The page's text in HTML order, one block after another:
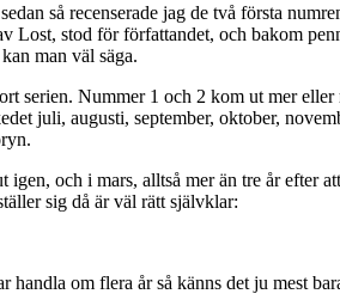
så recenserade jag de två första
Lost, stod för författandet, och bakom
man väl säga.
serien. Nummer 1 och 2 kom ut mer eller
juli, augusti, september, oktober,
och i mars, alltså mer än tre år efter
sig då är väl rätt självklar:
handla om flera år så känns det ju mest